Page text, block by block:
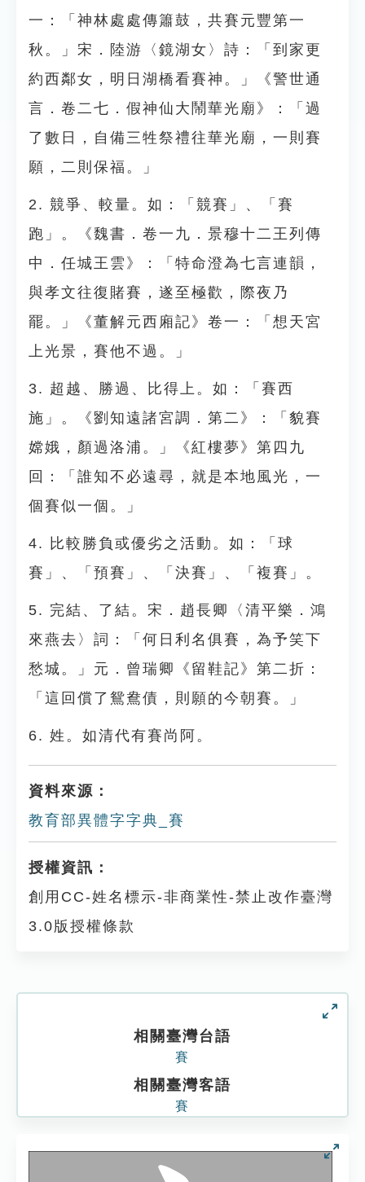
一：「神林處處傳簫鼓，共賽元豐第一
秋。」宋．陸游〈鏡湖女〉詩：「到家更
約西鄰女，明日湖橋看賽神。」《警世通
言．卷二七．假神仙大鬧華光廟》：「過
了數日，自備三牲祭禮往華光廟，一則賽
願，二則保福。」
2. 競爭、較量。如：「競賽」、「賽
跑」。《魏書．卷一九．景穆十二王列傳
中．任城王雲》：「特命澄為七言連韻，
與孝文往復賭賽，遂至極歡，際夜乃
罷。」《董解元西廂記》卷一：「想天宮
上光景，賽他不過。」
3. 超越、勝過、比得上。如：「賽西
施」。《劉知遠諸宮調．第二》：「貌賽
嫦娥，顏過洛浦。」《紅樓夢》第四九
回：「誰知不必遠尋，就是本地風光，一
個賽似一個。」
4. 比較勝負或優劣之活動。如：「球
賽」、「預賽」、「決賽」、「複賽」。
5. 完結、了結。宋．趙長卿〈清平樂．鴻
來燕去〉詞：「何日利名俱賽，為予笑下
愁城。」元．曾瑞卿《留鞋記》第二折：
「這回償了鴛鴦債，則願的今朝賽。」
6. 姓。如清代有賽尚阿。
資料來源：
教育部異體字字典_賽
授權資訊：
創用CC-姓名標示-非商業性-禁止改作臺灣
3.0版授權條款
相關臺灣台語
賽
相關臺灣客語
賽